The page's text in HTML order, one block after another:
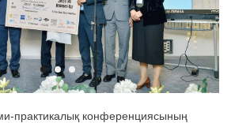
практикалық конференциясының